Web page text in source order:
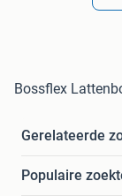
Bossflex
Gerelateerde
Populaire